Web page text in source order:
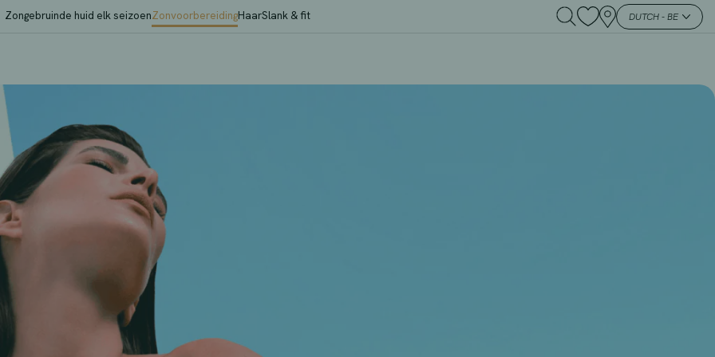
Zongebruinde huid elk seizoenZonvoorbereidingHaarSlank & fit DUTCH - BE